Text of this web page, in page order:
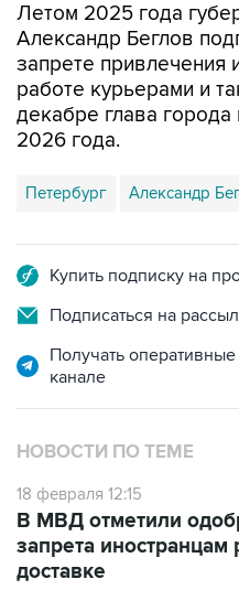
Летом 2025 года
Александр Беглов
запрете привлечения
работе курьерами и
декабре глава
2026 года.
Петербург Александр
Купить подписку на
Подписаться на
Получать
канале
НОВОСТИ ПО ТЕМЕ
18 февраля 12:15
В МВД отметили
запрета иностранцам
доставке